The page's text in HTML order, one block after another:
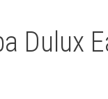
Dulux